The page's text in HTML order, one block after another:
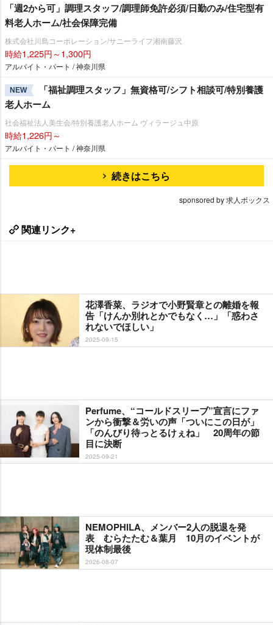
「週2から可」調理スタッフ/調理師免許必須/日勤のみ/住宅型有
料老人ホーム/社会保障完備
株式会社川島コーポレーション/サニーライフ湘南藤沢
時給1,225円～1,300円
アルバイト・パート / 神奈川県
NEW
「福祉調理スタッフ」無資格可/シフト相談可/特別養護
老人ホーム
社会福祉法人美生会/特別養護老人ホーム ヴィラージュ中原
時給1,226円～
アルバイト・パート / 神奈川県
続きはこちら
sponsored by 求人ボックス
関連リンク+
花澤香菜、ラジオで小野賢章との離婚を報
告「けんか別れとかでもなく…」「惑わさ
れないでほしい」
2025-09-15
Perfume、“コールドスリーブ”宣言にファ
ンから衝撃＆労いの声「ついにこの日が」
「のんびり待っとるけぇね」 20周年の節
目に決断
2025-09-21
NEMOPHILA、メンバー2人の脱退を発
表 むらたたむ＆葉月 10月のイベントが
現体制最後
2026-08-07